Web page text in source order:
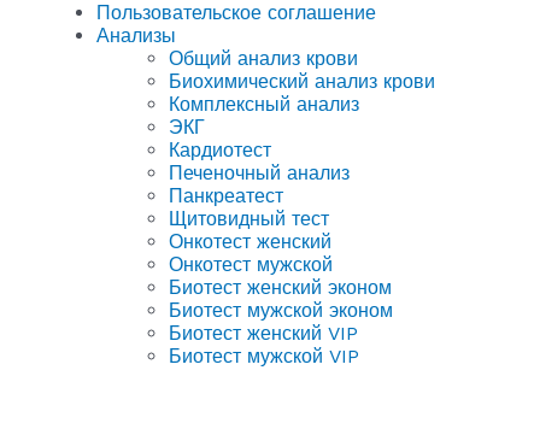
Пользовательское соглашение
Анализы
Общий анализ крови
Биохимический анализ крови
Комплексный анализ
ЭКГ
Кардиотест
Печеночный анализ
Панкреатест
Щитовидный тест
Онкотест женский
Онкотест мужской
Биотест женский эконом
Биотест мужской эконом
Биотест женский VIP
Биотест мужской VIP